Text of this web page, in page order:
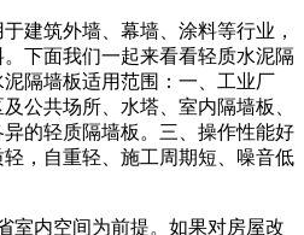
建筑外墙、幕墙、涂料等行业，
下面我们一起来看看轻质水泥隔
隔墙板适用范围：一、工业厂
公共场所、水塔、室内隔墙板、
的轻质隔墙板。三、操作性能好
，自重轻、施工周期短、噪音低
室内空间为前提。如果对房屋改